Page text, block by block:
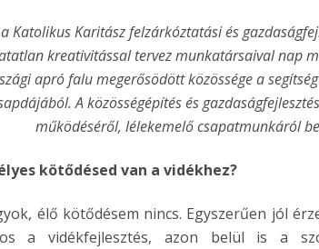
Katolikus Karitász felzárkóztatási és
kreativitással tervez munkatársaival nap
apró falu megerősödött közössége a
A közösségépítés és
működéséről, lélekemelő csapatmunkáról
kötődésed van a vidékhez?
élő kötődésem nincs. Egyszerűen jól
a vidékfejlesztés, azon belül is a